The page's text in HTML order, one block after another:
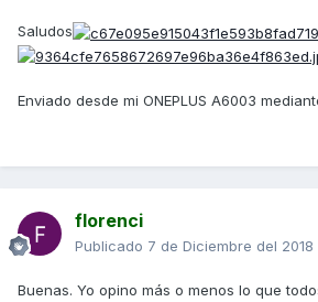
Saludos
Enviado desde mi ONEPLUS A6003
florenci
Publicado 7 de Diciembre del 2018
Buenas. Yo opino más o menos lo que